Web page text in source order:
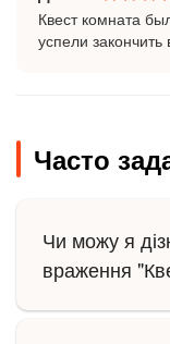
Квест комната
успели
Часто
Чи можу я
враження